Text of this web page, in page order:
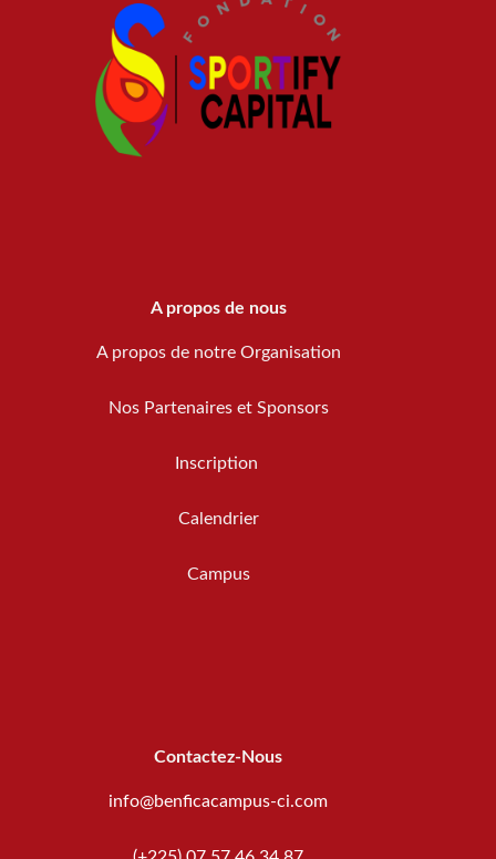
A propos de nous
A propos de notre Organisation
Nos Partenaires et Sponsors
Inscription
Calendrier
Campus
Contactez-Nous
info@benficacampus-ci.com